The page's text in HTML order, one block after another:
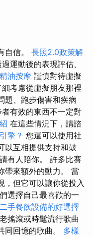
自信。 長照2.0政策解
運動後的表現評估、
油按摩 謹慎對待虛擬
細考慮從虛擬朋友那裡
題、跑步傷害和疾病
有效的東西不一定對
在這些情況下，請諮
擎？ 您還可以使用社
以互相提供支持和鼓
有人陪你。 許多比賽
帶來額外的動力。 當
，但它可以讓你從投入
選擇自己最喜歡的一
二手餐飲設備的好選擇
搖滾或時髦流行歌曲
同回憶的歌曲。 多樣